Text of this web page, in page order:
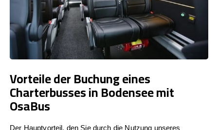
Vorteile der Buchung eines
Charterbusses in Bodensee mit
OsaBus
Der Hauptvorteil, den Sie durch die Nutzung unseres